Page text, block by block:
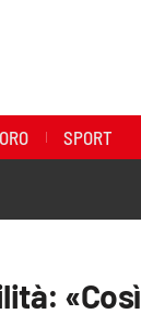
SPORT
«Così